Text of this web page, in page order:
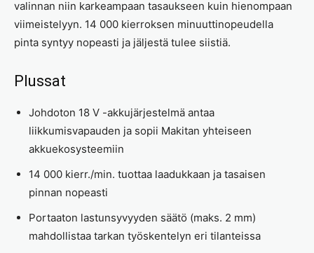
valinnan niin karkeampaan tasaukseen kuin hienompaan
viimeistelyyn. 14 000 kierroksen minuuttinopeudella
pinta syntyy nopeasti ja jäljestä tulee siistiä.
Plussat
Johdoton 18 V -akkujärjestelmä antaa
liikkumisvapauden ja sopii Makitan yhteiseen
akkuekosysteemiin
14 000 kierr./min. tuottaa laadukkaan ja tasaisen
pinnan nopeasti
Portaaton lastunsyvyyden säätö (maks. 2 mm)
mahdollistaa tarkan työskentelyn eri tilanteissa